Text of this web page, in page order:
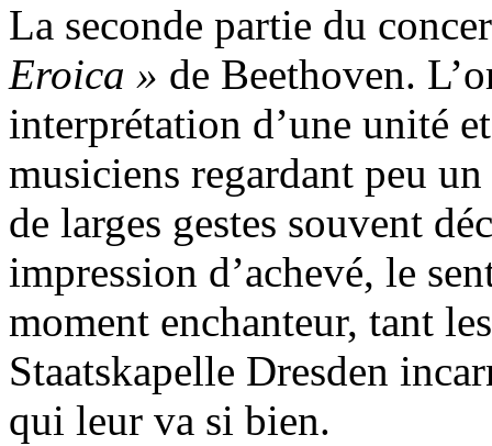
La seconde partie du
Eroica » de Beethoven.
interprétation d’une unité
musiciens regardant peu
de larges gestes souvent
impression d’achevé, le
moment enchanteur, tant
Staatskapelle Dresden
qui leur va si bien.